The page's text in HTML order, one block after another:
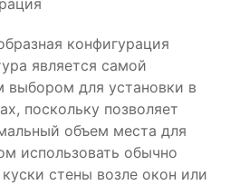
конфигурация
является самой
выбором для установки в
поскольку позволяет
объем места для
использовать обычно
стены возле окон или